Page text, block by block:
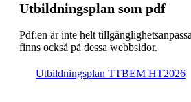
Ut­bild­nings­plan som pdf
Pdf:en är inte helt
finns också på dessa webb­sidor.
Ut­bild­nings­plan TTBEM HT2026